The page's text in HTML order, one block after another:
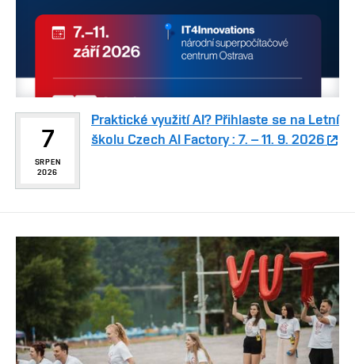
7
SRPEN
2026
Praktické využití AI? Přihlaste se na Letní
školu Czech AI Factory : 7. – 11. 9. 2026